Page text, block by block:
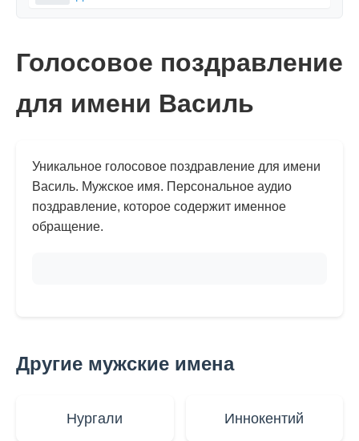
Голосовое поздравление
для имени Василь
Уникальное голосовое поздравление для имени
Василь. Мужское имя. Персональное аудио
поздравление, которое содержит именное
обращение.
Другие мужские имена
Нургали Иннокентий